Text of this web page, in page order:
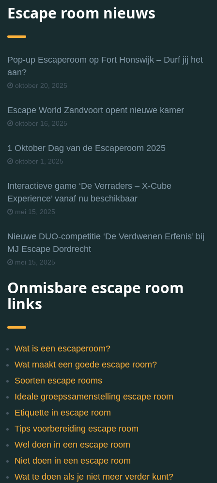
Escape room nieuws
Pop-up Escaperoom op Fort Honswijk – Durf jij het
aan?
oktober 20, 2025
Escape World Zandvoort opent nieuwe kamer
oktober 16, 2025
1 Oktober Dag van de Escaperoom 2025
oktober 1, 2025
Interactieve game ‘De Verraders – X-Cube
Experience’ vanaf nu beschikbaar
mei 15, 2025
Nieuwe DUO-competitie ‘De Verdwenen Erfenis’ bij
MJ Escape Dordrecht
mei 15, 2025
Onmisbare escape room
links
Wat is een escaperoom?
Wat maakt een goede escape room?
Soorten escape rooms
Ideale groepssamenstelling escape room
Etiquette in escape room
Tips voorbereiding escape room
Wel doen in een escape room
Niet doen in een escape room
Wat te doen als je niet meer verder kunt?